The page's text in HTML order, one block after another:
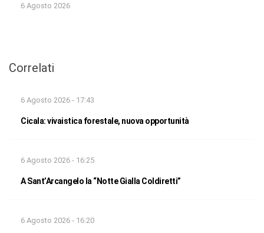
6 Agosto 2026
Correlati
6 Agosto 2026 - 17:43
Cicala: vivaistica forestale, nuova opportunità
6 Agosto 2026 - 16:25
A Sant’Arcangelo la “Notte Gialla Coldiretti”
6 Agosto 2026 - 16:20